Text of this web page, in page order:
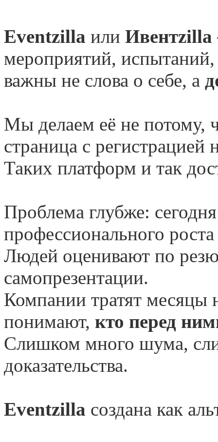
Eventzilla или Ивентzilla
мероприятий, испытаний,
важны не слова о себе, а
Мы делаем её не потому,
страница с регистрацией
Таких платформ и так
Проблема глубже:
профессионального
Людей оценивают по
самопрезентации.
Компании тратят месяцы
понимают, кто перед
Слишком много шума,
доказательства.
Eventzilla создана как